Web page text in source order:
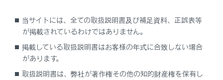
運転支援装置
前方センサー
当サイトには、全ての取扱説明書及び補足資料、正誤表等
が掲載されているわけではありません。
掲載している取扱説明書はお客様の年式に合致しない場合
があります。
取扱説明書は、弊社が著作権その他の知的財産権を保有し